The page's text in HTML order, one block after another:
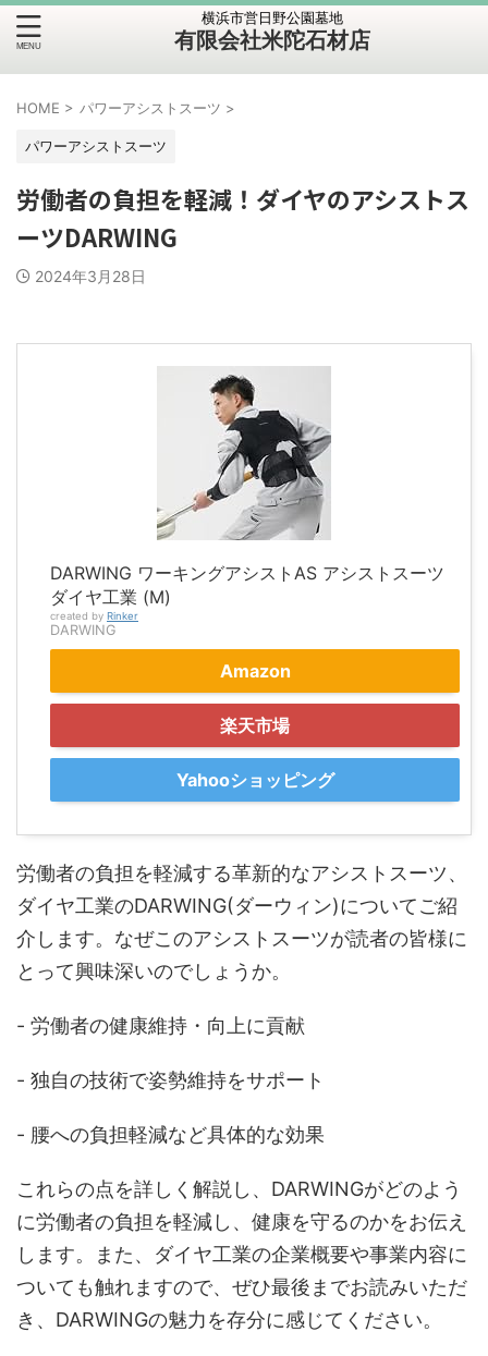
横浜市営日野公園墓地
有限会社米陀石材店
HOME > パワーアシストスーツ >
パワーアシストスーツ
労働者の負担を軽減！ダイヤのアシストス
ーツDARWING
2024年3月28日
DARWING ワーキングアシストAS アシストスーツ
ダイヤ工業 (M)
created by Rinker
DARWING
Amazon
楽天市場
Yahooショッピング
労働者の負担を軽減する革新的なアシストスーツ、
ダイヤ工業のDARWING(ダーウィン)についてご紹
介します。なぜこのアシストスーツが読者の皆様に
とって興味深いのでしょうか。
- 労働者の健康維持・向上に貢献
- 独自の技術で姿勢維持をサポート
- 腰への負担軽減など具体的な効果
これらの点を詳しく解説し、DARWINGがどのよう
に労働者の負担を軽減し、健康を守るのかをお伝え
します。また、ダイヤ工業の企業概要や事業内容に
ついても触れますので、ぜひ最後までお読みいただ
き、DARWINGの魅力を存分に感じてください。